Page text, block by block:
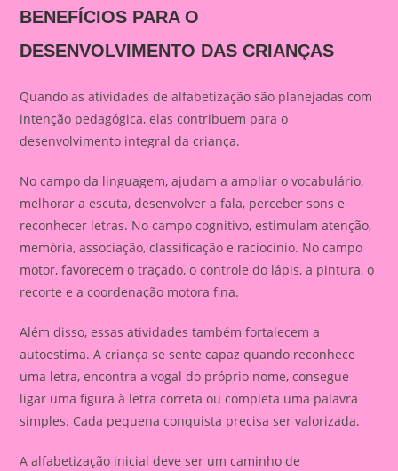
BENEFÍCIOS PARA O
DESENVOLVIMENTO DAS CRIANÇAS
Quando as atividades de alfabetização são planejadas com
intenção pedagógica, elas contribuem para o
desenvolvimento integral da criança.
No campo da linguagem, ajudam a ampliar o vocabulário,
melhorar a escuta, desenvolver a fala, perceber sons e
reconhecer letras. No campo cognitivo, estimulam atenção,
memória, associação, classificação e raciocínio. No campo
motor, favorecem o traçado, o controle do lápis, a pintura, o
recorte e a coordenação motora fina.
Além disso, essas atividades também fortalecem a
autoestima. A criança se sente capaz quando reconhece
uma letra, encontra a vogal do próprio nome, consegue
ligar uma figura à letra correta ou completa uma palavra
simples. Cada pequena conquista precisa ser valorizada.
A alfabetização inicial deve ser um caminho de